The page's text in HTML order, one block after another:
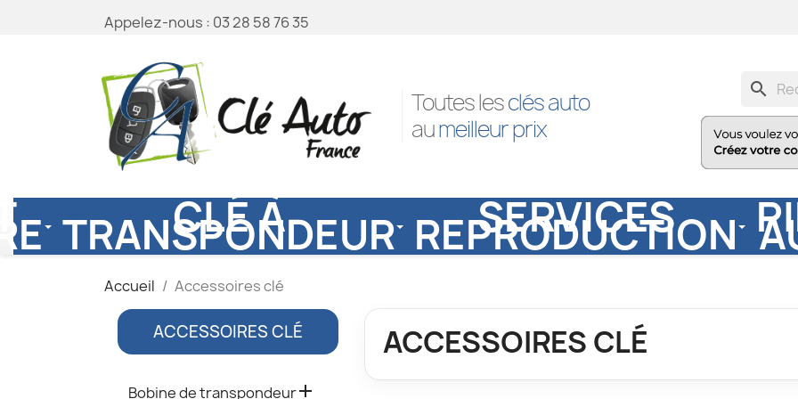
Appelez-nous : 03 28 58 76 35
Toutes lesclés auto
aumeilleur prix
search
CLÉ À
TRANSPONDEUR SERVICES
REPRODUCTION
Accueil Accessoires clé
ACCESSOIRES CLÉ
Bobine de transpondeur
ACCESSOIRES CLÉ